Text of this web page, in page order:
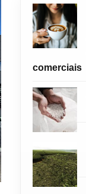
comerciais